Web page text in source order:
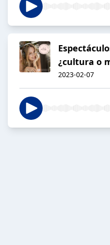
¿cultura o
2023-02-07